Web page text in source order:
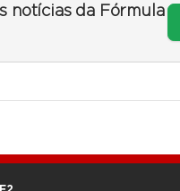
notícias da Fórmula